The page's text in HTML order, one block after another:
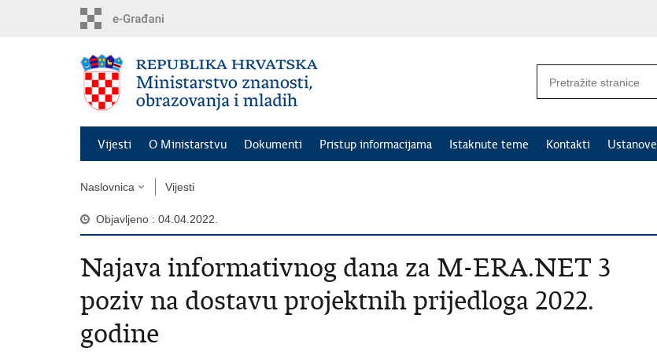
Vijesti O Ministarstvu Dokumenti Pristup informacijama Istaknute teme Kontakti Ustanove
Naslovnica Vijesti
Objavljeno : 04.04.2022.
Najava informativnog dana za M-ERA.NET 3
poziv na dostavu projektnih prijedloga 2022.
godine